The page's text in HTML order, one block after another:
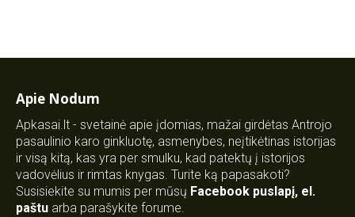
Apie Nodum
Apkasai.lt - svetainė apie įdomias, mažai girdėtas Antrojo
pasaulinio karo ginkluotę, asmenybes, neįtikėtinas istorijas
ir visą kitą, kas yra per smulku, kad patektų į istorijos
vadovėlius ir rimtas knygas. Turite ką papasakoti?
Susisiekite su mumis per mūsų Facebook puslapį, el.
paštu arba parašykite forume.